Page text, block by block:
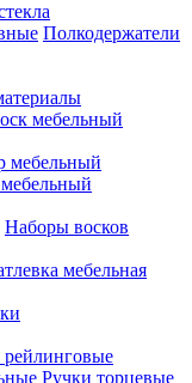
Полкодержатели
мебельный
мебельный
Наборы восков
мебельная
рейлинговые
Ручки торцевые